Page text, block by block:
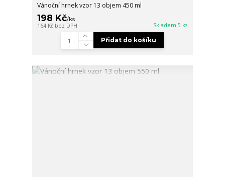
Vánoční hrnek vzor 13 objem 450 ml
198 Kč/ks
164 Kč bez DPH Skladem 5 ks
Přidat do košíku